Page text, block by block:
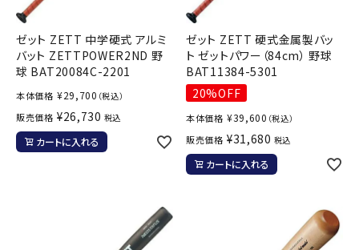
ご利用ガイド
お問い合わせ
メルマガ登録
特定商取引法
プライバシーポリシー
ゼット ZETT 中学硬式 アルミ
バット ZETTPOWER2ND 野
球 BAT20084C-2201
本体価格 ¥29,700 （税込）
販売価格 ¥26,730 税込
カートに入れる
ゼット ZETT 硬式金属製バッ
ト ゼットパワー（84cm） 野球
BAT11384-5301
20%OFF
本体価格 ¥39,600 （税込）
販売価格 ¥31,680 税込
カートに入れる